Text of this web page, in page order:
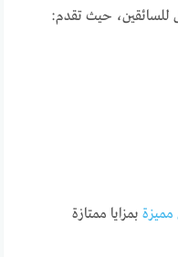
حيث تقدم:
بمزايا ممتازة